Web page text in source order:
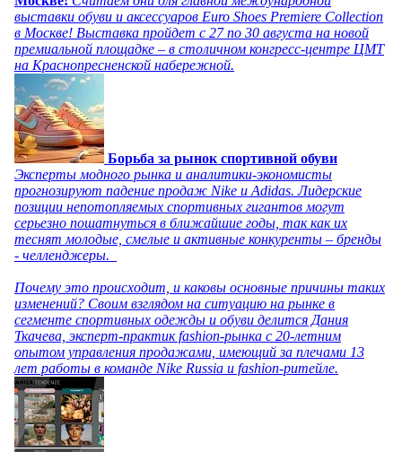
выставки обуви и аксессуаров Euro Shoes Premiere Collection
в Москве! Выставка пройдет с 27 по 30 августа на новой
премиальной площадке – в столичном конгресс-центре ЦМТ
на Краснопресненской набережной.
Борьба за рынок спортивной обуви
Эксперты модного рынка и аналитики-экономисты
прогнозируют падение продаж Nike и Adidas. Лидерские
позиции непотопляемых спортивных гигантов могут
серьезно пошатнуться в ближайшие годы, так как их
теснят молодые, смелые и активные конкуренты – бренды
- челленджеры.
Почему это происходит, и каковы основные причины таких
изменений? Своим взглядом на ситуацию на рынке в
сегменте спортивных одежды и обуви делится Дания
Ткачева, эксперт-практик fashion-рынка с 20-летним
опытом управления продажами, имеющий за плечами 13
лет работы в команде Nike Russia и fashion-ритейле.